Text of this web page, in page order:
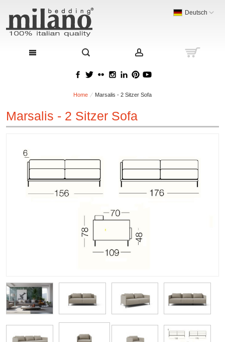
Deutsch
Home Marsalis - 2 Sitzer Sofa
Marsalis - 2 Sitzer Sofa